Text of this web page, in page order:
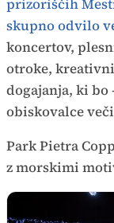
skupno odvilo
koncertov,
otroke,
dogajanja, ki bo
obiskovalce
Park Pietra
z morskimi